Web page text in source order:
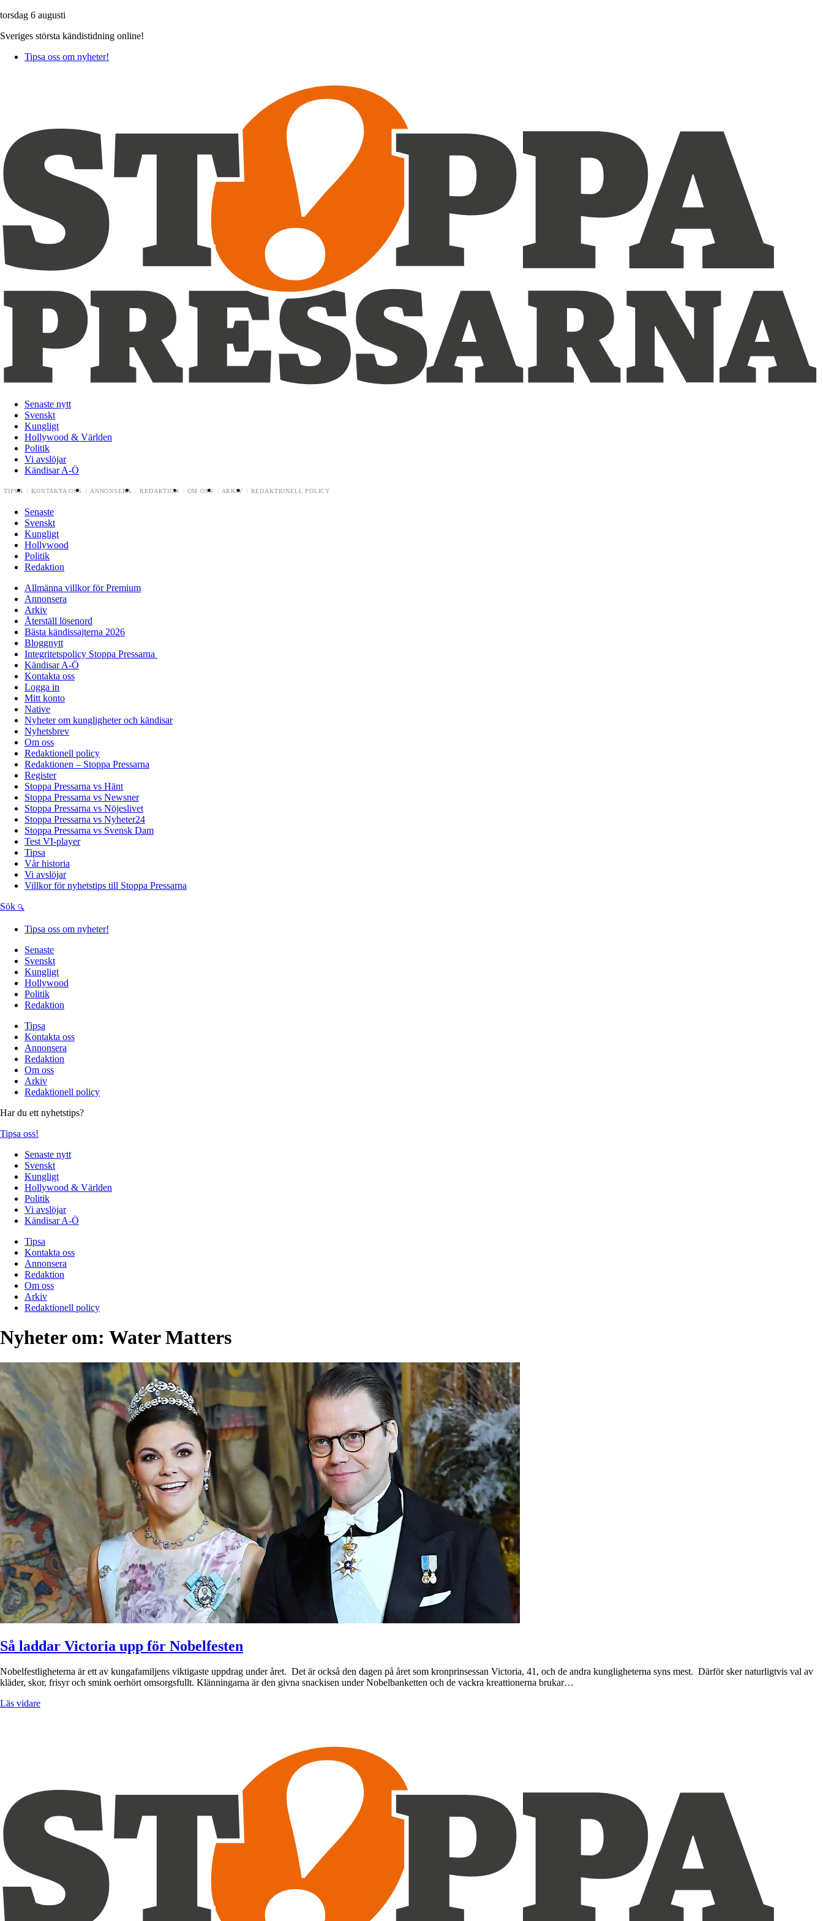
torsdag 6 augusti
Sveriges största kändistidning online!
Tipsa oss om nyheter!
Senaste nytt
Svenskt
Kungligt
Hollywood & Världen
Politik
Vi avslöjar
Kändisar A-Ö
TIPSA KONTAKTA OSS ANNONSERA REDAKTION OM OSS ARKIV REDAKTIONELL POLICY
Senaste
Svenskt
Kungligt
Hollywood
Politik
Redaktion
Allmänna villkor för Premium
Annonsera
Arkiv
Återställ lösenord
Bästa kändissajterna 2026
Bloggnytt
Integritetspolicy Stoppa Pressarna
Kändisar A-Ö
Kontakta oss
Logga in
Mitt konto
Native
Nyheter om kungligheter och kändisar
Nyhetsbrev
Om oss
Redaktionell policy
Redaktionen – Stoppa Pressarna
Register
Stoppa Pressarna vs Hänt
Stoppa Pressarna vs Newsner
Stoppa Pressarna vs Nöjeslivet
Stoppa Pressarna vs Nyheter24
Stoppa Pressarna vs Svensk Dam
Test VI-player
Tipsa
Vår historia
Vi avslöjar
Villkor för nyhetstips till Stoppa Pressarna
Sök
Tipsa oss om nyheter!
Senaste
Svenskt
Kungligt
Hollywood
Politik
Redaktion
Tipsa
Kontakta oss
Annonsera
Redaktion
Om oss
Arkiv
Redaktionell policy
Har du ett nyhetstips?
Tipsa oss!
Senaste nytt
Svenskt
Kungligt
Hollywood & Världen
Politik
Vi avslöjar
Kändisar A-Ö
Tipsa
Kontakta oss
Annonsera
Redaktion
Om oss
Arkiv
Redaktionell policy
Nyheter om: Water Matters
Så laddar Victoria upp för Nobelfesten
Nobelfestligheterna är ett av kungafamiljens viktigaste uppdrag under året. Det är också den dagen på året som kronprinsessan Victoria, 41, och de andra kungligheterna syns mest. Därför sker naturligtvis val av
kläder, skor, frisyr och smink oerhört omsorgsfullt. Klänningarna är den givna snackisen under Nobelbanketten och de vackra kreattionerna brukar…
Läs vidare